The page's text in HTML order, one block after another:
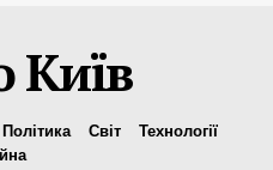
Київ
Політика Світ
Технології